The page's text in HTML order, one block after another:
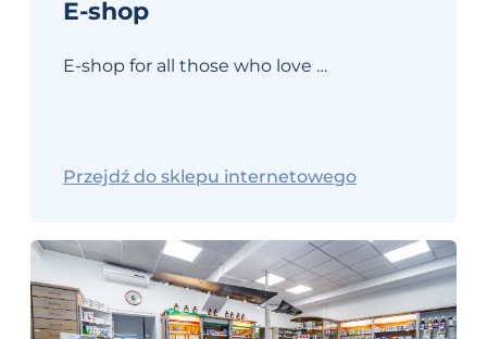
E-shop
E-shop for all those who love …
Przejdź do sklepu internetowego